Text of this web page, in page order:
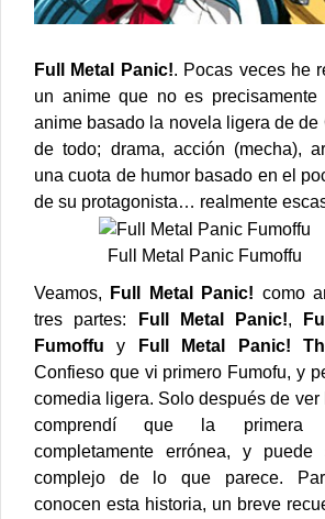
Full Metal Panic!. Pocas veces he
un anime que no es precisamente
anime basado la novela ligera de de
de todo; drama, acción (mecha),
una cuota de humor basado en el
de su protagonista… realmente
Full Metal Panic Fumoffu
Veamos,
Full Metal Panic! como
tres partes:
Full Metal Panic!,
Fumoffu y Full Metal Panic!
Confieso que vi primero Fumofu, y
comedia ligera. Solo después de ver
comprendí que la primera
completamente errónea, y
complejo de lo que parece.
conocen esta historia, un breve